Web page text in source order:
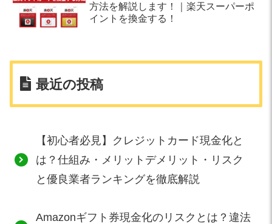
方法を解説します！｜楽天スーパーポ
イントを換金する！
最近の投稿
【初心者必見】クレジットカード現金化と
は？仕組み・メリットデメリット・リスク
と優良業者ランキングを徹底解説
Amazonギフト券現金化のリスクとは？違法